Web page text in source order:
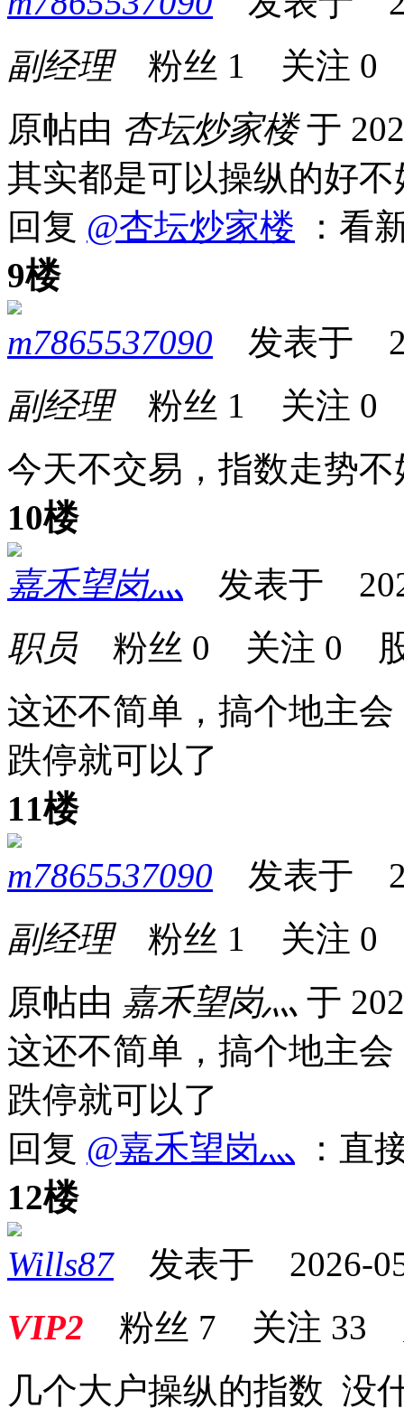
副经理粉丝 1 关注 0
原帖由 杏坛炒家楼于
其实都是可以操纵的好不
回复 @杏坛炒家楼 ：看
9楼
m7865537090 发表于
副经理粉丝 1 关注 0
今天不交易，指数走势不
10楼
嘉禾望岗灬 发表于
职员 粉丝 0 关注 0
这还不简单，搞个地主
跌停就可以了
11楼
m7865537090 发表于
副经理粉丝 1 关注 0
原帖由 嘉禾望岗灬 于
这还不简单，搞个地主
跌停就可以了
回复 @嘉禾望岗灬 ：直
12楼
Wills87发表于 2026-
VIP2 粉丝 7 关注 33
几个大户操纵的指数 没